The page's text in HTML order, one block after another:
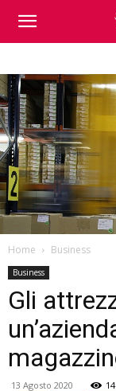
Home Business
Business
Gli
13 Agosto 2020